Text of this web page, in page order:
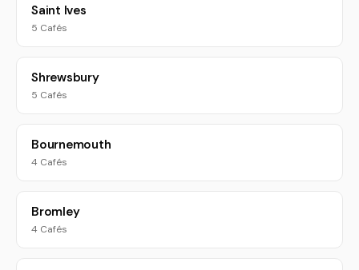
Saint Ives
5 Cafés
Shrewsbury
5 Cafés
Bournemouth
4 Cafés
Bromley
4 Cafés